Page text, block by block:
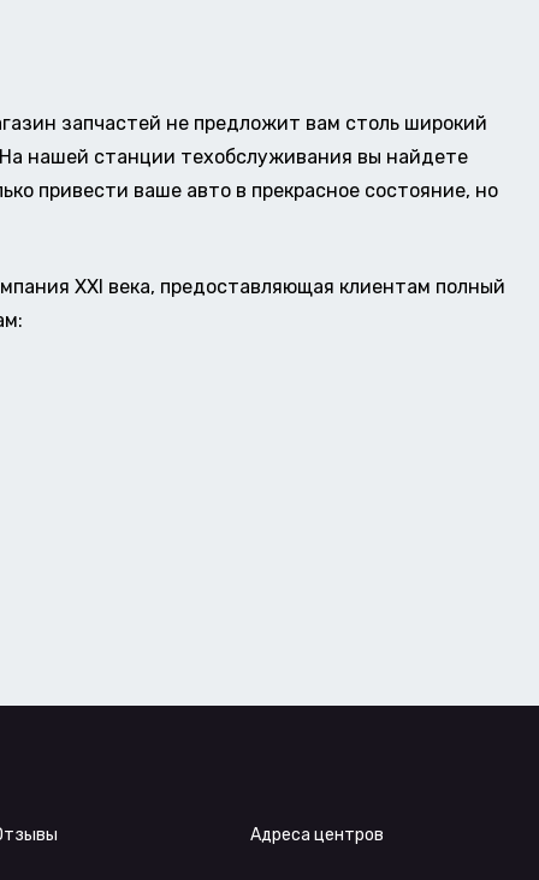
запчастей не предложит вам столь широкий
нашей станции техобслуживания вы найдете
привести ваше авто в прекрасное состояние, но
XXI века, предоставляющая клиентам полный
Адреса центров